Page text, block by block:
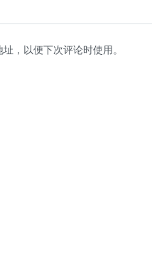
，以便下次评论时使用。